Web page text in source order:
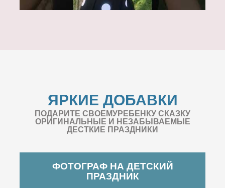
ЯРКИЕ ДОБАВКИ
ПОДАРИТЕ СВОЕМУРЕБЕНКУ СКАЗКУ
ОРИГИНАЛЬНЫЕ И НЕЗАБЫВАЕМЫЕ
ДЕСТКИЕ ПРАЗДНИКИ
ФОТОГРАФ НА ДЕТСКИЙ
ПРАЗДНИК